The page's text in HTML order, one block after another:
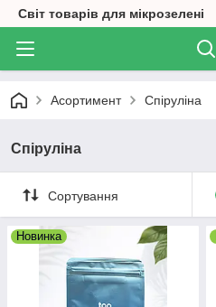
Світ товарів для мікрозелені
Асортимент Спіруліна
Спіруліна
Сортування
Новинка